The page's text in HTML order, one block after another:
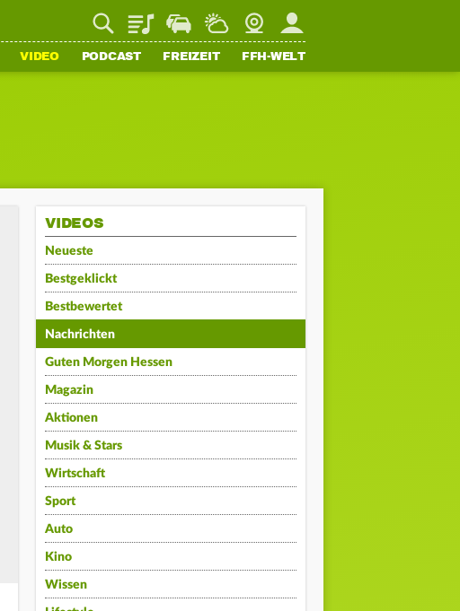
PlaylistStaupilotWetterWebcamMein FFH
VIDEO PODCAST FREIZEIT FFH-WELT
VIDEOS
Neueste
Bestgeklickt
Bestbewertet
Nachrichten
Guten Morgen Hessen
Magazin
Aktionen
Musik & Stars
Wirtschaft
Sport
Auto
Kino
Wissen